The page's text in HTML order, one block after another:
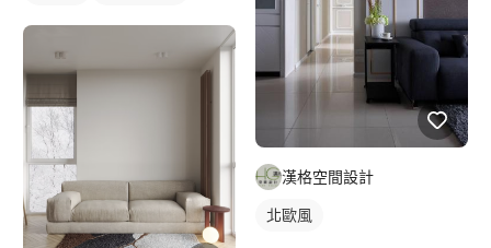
漢格空間設計
北歐風